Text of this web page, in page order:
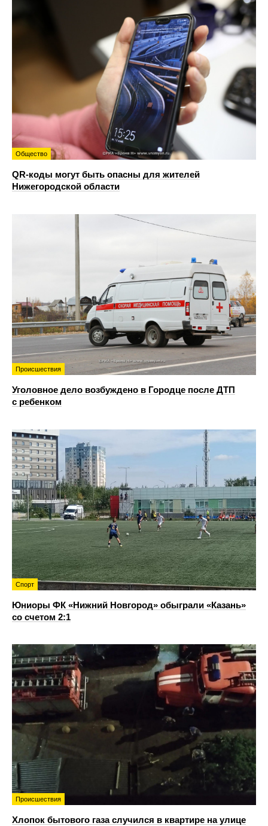
Общество
QR-коды могут быть опасны для жителей
Нижегородской области
Происшествия
Уголовное дело возбуждено в Городце после ДТП
с ребенком
Спорт
Юниоры ФК «Нижний Новгород» обыграли «Казань»
со счетом 2:1
Происшествия
Хлопок бытового газа случился в квартире на улице